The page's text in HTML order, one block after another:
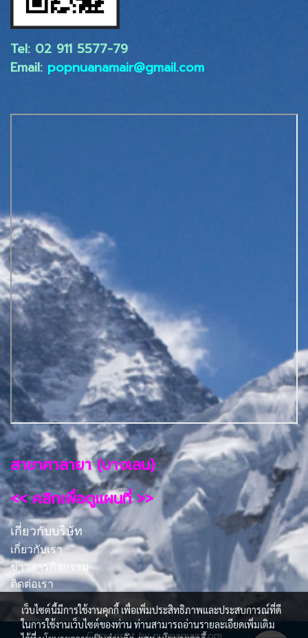
Tel: 02 ​911 5577-79
Email: popnuanamair@gmail.com
สาขาศาลายา (บางเลน)
<< คลิกเพื่อดูแผนที่ >>
เกี่ยวกับบริษัท
เกี่ยวกับเรา
ข่าวสารกิจกรรม
ติดต่อเรา
เว็บไซต์นี้มีการใช้งานคุกกี้ เพื่อเพิ่มประสิทธิภาพและประสบการณ์ที่ดี
ในการใช้งานเว็บไซต์ของท่าน ท่านสามารถอ่านรายละเอียดเพิ่มเติม